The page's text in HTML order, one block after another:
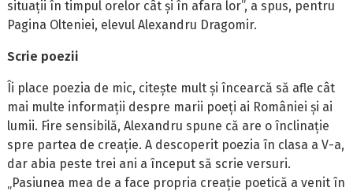
situații în timpul orelor cât și în afara lor”, a spus, pentru
Pagina Olteniei, elevul Alexandru Dragomir.
Scrie poezii
Îi place poezia de mic, citește mult și încearcă să afle cât
mai multe informații despre marii poeți ai României și ai
lumii. Fire sensibilă, Alexandru spune că are o înclinație
spre partea de creație. A descoperit poezia în clasa a V-a,
dar abia peste trei ani a început să scrie versuri.
„Pasiunea mea de a face propria creație poetică a venit în